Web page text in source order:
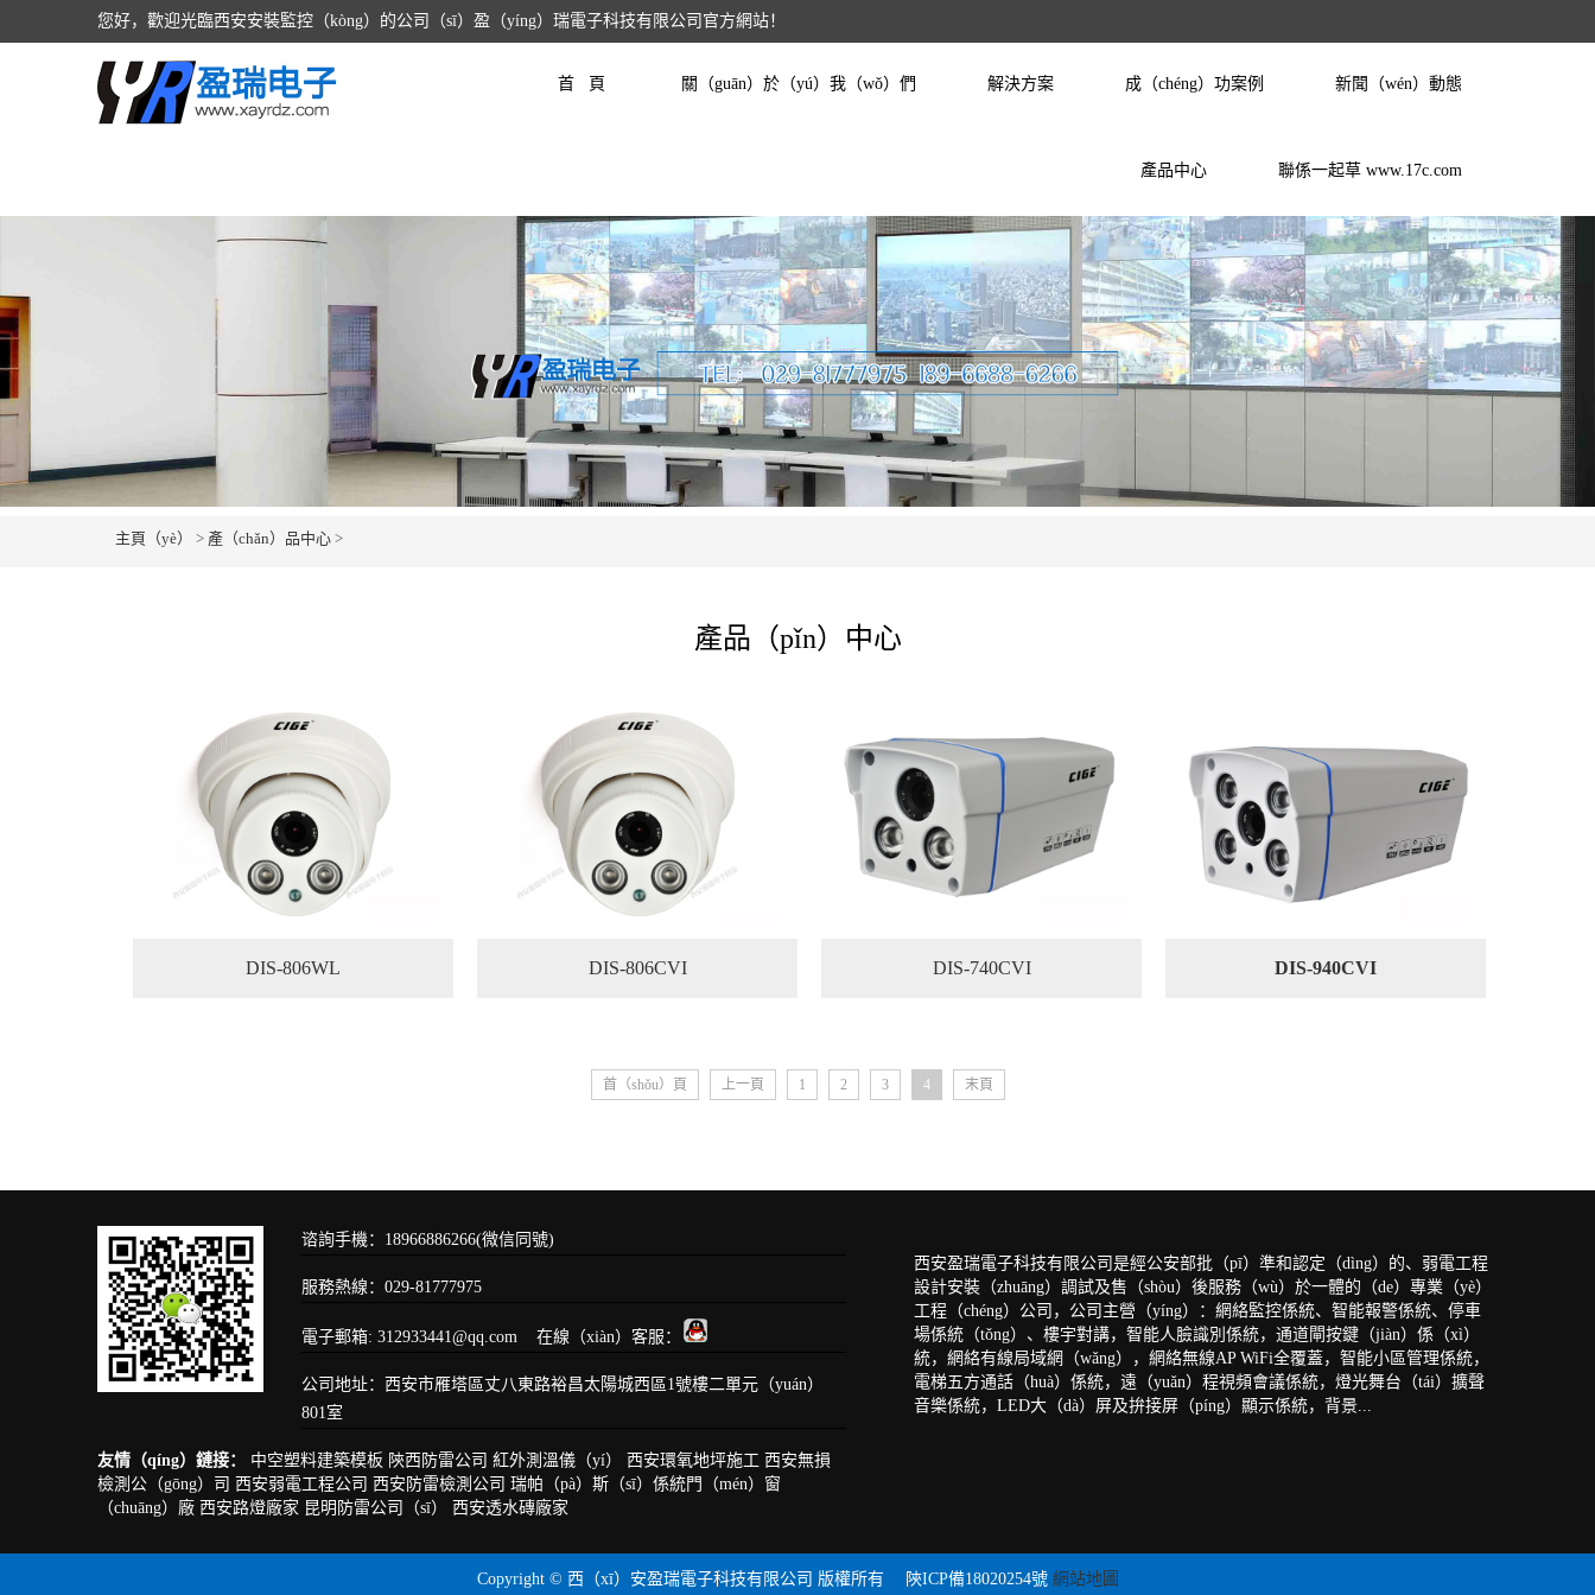
您好，歡迎光臨西安安裝監控（kòng）的公司（sī）盈（yíng）瑞電子科技有限公司官方網站！
首 頁 關（guān）於（yú）我（wǒ）們 解決方案 成（chéng）功案例 新聞（wén）動態
產品中心 聯係一起草 www.17c.com
主頁（yè） > 產（chǎn）品中心 >
產品（pǐn）中心
DIS-806WL DIS-806CVI DIS-740CVI DIS-940CVI
首（shǒu）頁 上一頁 1 2 3 4 末頁
谘詢手機：18966886266(微信同號)
服務熱線：029-81777975
電子郵箱: 312933441@qq.com 在線（xiàn）客服：
公司地址：西安市雁塔區丈八東路裕昌太陽城西區1號樓二單元（yuán）
801室
友情（qíng）鏈接： 中空塑料建築模板 陝西防雷公司 紅外測溫儀（yí） 西安環氧地坪施工 西安無損
檢測公（gōng）司 西安弱電工程公司 西安防雷檢測公司 瑞帕（pà）斯（sī）係統門（mén）窗
（chuāng）廠 西安路燈廠家 昆明防雷公司（sī） 西安透水磚廠家
西安盈瑞電子科技有限公司是經公安部批（pī）準和認定（dìng）的、弱電工程
設計安裝（zhuāng）調試及售（shòu）後服務（wù）於一體的（de）專業（yè）
工程（chéng）公司，公司主營（yíng）：網絡監控係統、智能報警係統、停車
場係統（tǒng）、樓宇對講，智能人臉識別係統，通道閘按鍵（jiàn）係（xì）
統，網絡有線局域網（wǎng），網絡無線AP WiFi全覆蓋，智能小區管理係統，
電梯五方通話（huà）係統，遠（yuǎn）程視頻會議係統，燈光舞台（tái）擴聲
音樂係統，LED大（dà）屏及拚接屏（píng）顯示係統，背景...
Copyright © 西（xī）安盈瑞電子科技有限公司 版權所有 陝ICP備18020254號 網站地圖